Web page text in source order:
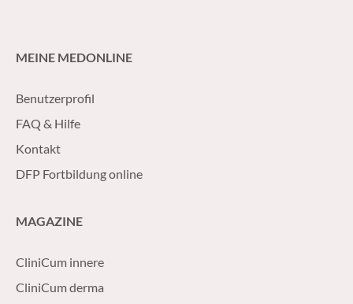
MEINE MEDONLINE
Benutzerprofil
FAQ & Hilfe
Kontakt
DFP Fortbildung online
MAGAZINE
CliniCum innere
CliniCum derma